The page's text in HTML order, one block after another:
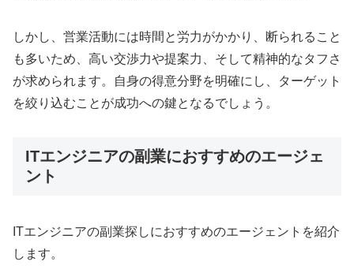
しかし、営業活動には時間と労力がかかり、断られること
も多いため、高い交渉力や提案力、そして精神的なタフさ
が求められます。自身の得意分野を明確にし、ターゲット
を絞り込むことが成功への鍵となるでしょう。
ITエンジニアの副業におすすめのエージェ
ント
ITエンジニアの副業探しにおすすめのエージェントを紹介
します。